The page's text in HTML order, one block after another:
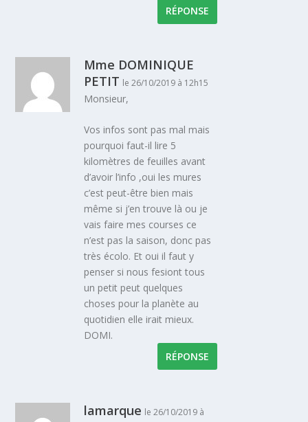
RÉPONSE
Mme DOMINIQUE
PETIT le 26/10/2019 à 12h15
Monsieur,
Vos infos sont pas mal mais
pourquoi faut-il lire 5
kilomètres de feuilles avant
d’avoir l’info ,oui les mures
c’est peut-être bien mais
même si j’en trouve là ou je
vais faire mes courses ce
n’est pas la saison, donc pas
très écolo. Et oui il faut y
penser si nous fesiont tous
un petit peut quelques
choses pour la planète au
quotidien elle irait mieux.
DOMI.
RÉPONSE
lamarque le 26/10/2019 à